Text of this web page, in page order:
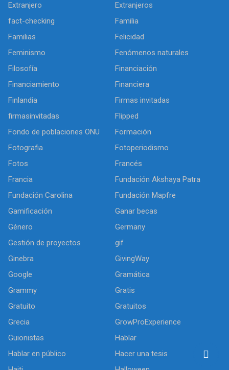
Extranjero
Extranjeros
fact-checking
Familia
Familias
Felicidad
Feminismo
Fenómenos naturales
Filosofía
Financiación
Financiamiento
Financiera
Finlandia
Firmas invitadas
firmasinvitadas
Flipped
Fondo de poblaciones ONU
Formación
Fotografia
Fotoperiodismo
Fotos
Francés
Francia
Fundación Akshaya Patra
Fundación Carolina
Fundación Mapfre
Gamificación
Ganar becas
Género
Germany
Gestión de proyectos
gif
Ginebra
GivingWay
Google
Gramática
Grammy
Gratis
Gratuito
Gratuitos
Grecia
GrowProExperience
Guionistas
Hablar
Hablar en público
Hacer una tesis